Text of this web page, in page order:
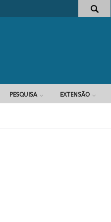
de busca
PESQUISA EXTENSÃO